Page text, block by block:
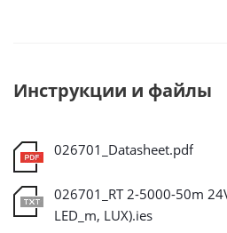
Инструкции и файлы
026701_Datasheet.pdf
026701_RT 2-5000-50m
LED_m, LUX).ies